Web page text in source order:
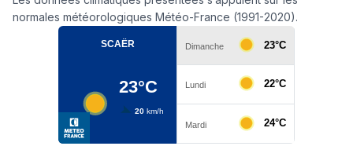
normales météorologiques Météo-France (1991-2020).